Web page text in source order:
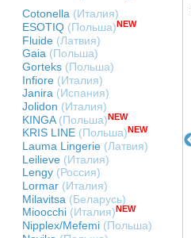
Cotonella (Италия)
ESOTIQ (Польша)NEW
Fluide (Латвия)
Gaia (Польша)
Gorteks (Польша)
Infiore (Италия)
Janira (Испания)
Jolidon (Италия)
KINGA (Польша)NEW
KRIS LINE (Польша) NEW
Lauma Lingerie (Латвия)
Leilieve (Италия)
Lengy (Россия)
Lormar (Италия)
Milavitsa (Беларусь)
Mioocchi (Италия) NEW
Nipplex/Mefemi (Польша)
03
Б55148-
войти
Бюстгальтер с
формов. чашками
"СПЕЙСЕР" CROSS
Цена войти